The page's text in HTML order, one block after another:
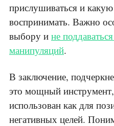
прислушиваться и
воспринимать. Важно
выбору и не
манипуляций.
В заключение,
это мощный
использован как для
негативных целей.